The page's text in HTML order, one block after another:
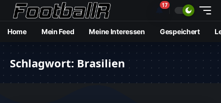
🔔17
Home Mein Feed Meine Interessen Gespeichert
Schlagwort: Brasilien